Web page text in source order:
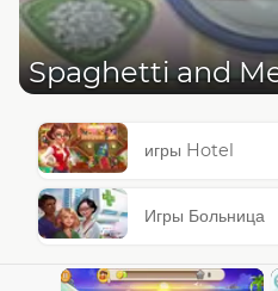
Spaghetti and
игры Hotel
Игры Больница